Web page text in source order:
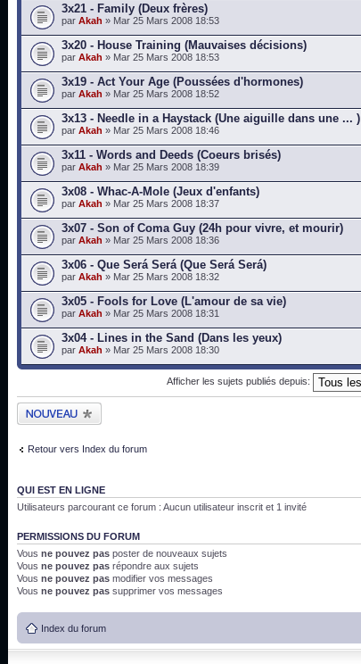
3x21 - Family (Deux frères)
par Akah » Mar 25 Mars 2008 18:53
3x20 - House Training (Mauvaises décisions)
par Akah » Mar 25 Mars 2008 18:53
3x19 - Act Your Age (Poussées d'hormones)
par Akah » Mar 25 Mars 2008 18:52
3x13 - Needle in a Haystack (Une aiguille dans une ... )
par Akah » Mar 25 Mars 2008 18:46
3x11 - Words and Deeds (Coeurs brisés)
par Akah » Mar 25 Mars 2008 18:39
3x08 - Whac-A-Mole (Jeux d'enfants)
par Akah » Mar 25 Mars 2008 18:37
3x07 - Son of Coma Guy (24h pour vivre, et mourir)
par Akah » Mar 25 Mars 2008 18:36
3x06 - Que Será Será (Que Será Será)
par Akah » Mar 25 Mars 2008 18:32
3x05 - Fools for Love (L'amour de sa vie)
par Akah » Mar 25 Mars 2008 18:31
3x04 - Lines in the Sand (Dans les yeux)
par Akah » Mar 25 Mars 2008 18:30
Afficher les sujets publiés depuis:
Publier un nouveau
sujet
Retour vers Index du forum
QUI EST EN LIGNE
Utilisateurs parcourant ce forum : Aucun utilisateur inscrit et 1 invité
PERMISSIONS DU FORUM
Vous ne pouvez pas poster de nouveaux sujets
Vous ne pouvez pas répondre aux sujets
Vous ne pouvez pas modifier vos messages
Vous ne pouvez pas supprimer vos messages
Index du forum